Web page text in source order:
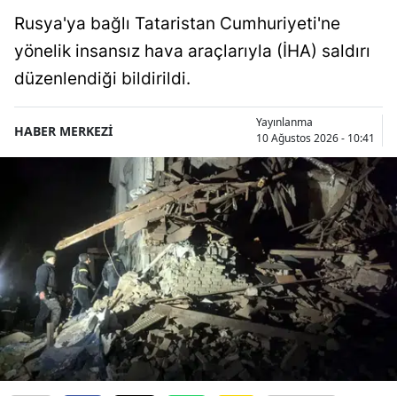
Rusya'ya bağlı Tataristan Cumhuriyeti'ne
yönelik insansız hava araçlarıyla (İHA) saldırı
düzenlendiği bildirildi.
HABER MERKEZİ
Yayınlanma
10 Ağustos 2026 - 10:41